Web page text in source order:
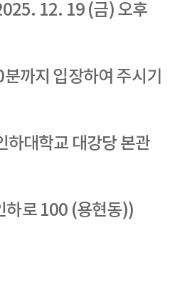
12. 19 (금) 오후
까지 입장하여 주시기
하대학교 대강당 본관
하로 100 (용현동))